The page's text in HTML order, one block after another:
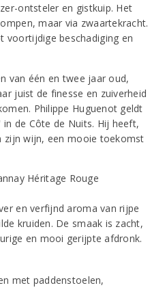
ontsteler en gistkuip. Het
maar via zwaartekracht.
voortijdige beschadiging en
van één en twee jaar oud,
juist de finesse en zuiverheid
Philippe Huguenot geldt
de Côte de Nuits. Hij heeft,
zijn wijn, een mooie toekomst
en verfijnd aroma van rijpe
kruiden. De smaak is zacht,
en mooi gerijpte afdronk.
met paddenstoelen,